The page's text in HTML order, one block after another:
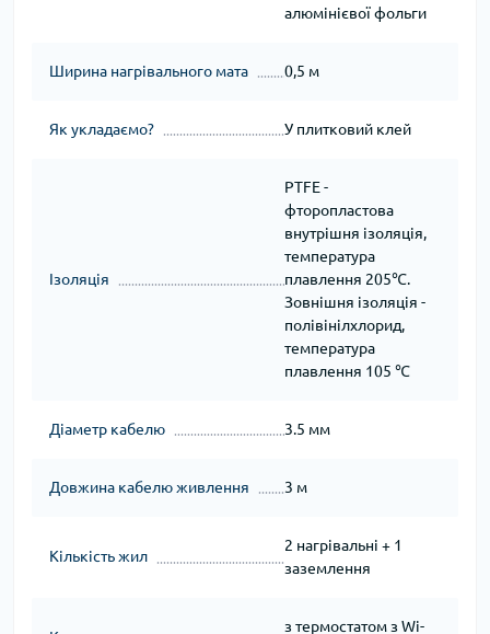
алюмінієвої фольги
Ширина нагрівального мата 0,5 м
Як укладаємо? У плитковий клей
Ізоляція
PTFE -
фторопластова
внутрішня ізоляція,
температура
плавлення 205℃.
Зовнішня ізоляція -
полівінілхлорид,
температура
плавлення 105 ℃
Діаметр кабелю 3.5 мм
Довжина кабелю живлення 3 м
Кількість жил
2 нагрівальні + 1
заземлення
з термостатом з Wi-